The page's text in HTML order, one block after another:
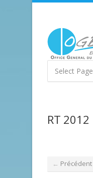
RT 2012
← Précédent